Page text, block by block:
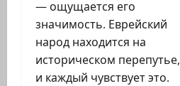
— ощущается его
значимость. Еврейский
народ находится на
историческом перепутье,
и каждый чувствует это.